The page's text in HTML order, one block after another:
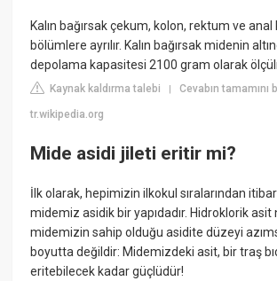
Kalın bağırsak çekum, kolon, rektum ve
bölümlere ayrılır. Kalın bağırsak midenin
depolama kapasitesi 2100 gram olarak
Kaynak kaldırma talebi |Cevabın tamamını
tr.wikipedia.org
Mide asidi jileti eritir mi?
İlk olarak, hepimizin ilkokul sıralarından
midemiz asidik bir yapıdadır. Hidroklorik asit
midemizin sahip olduğu asidite düzeyi
boyutta değildir: Midemizdeki asit, bir traş
eritebilecek kadar güçlüdür!